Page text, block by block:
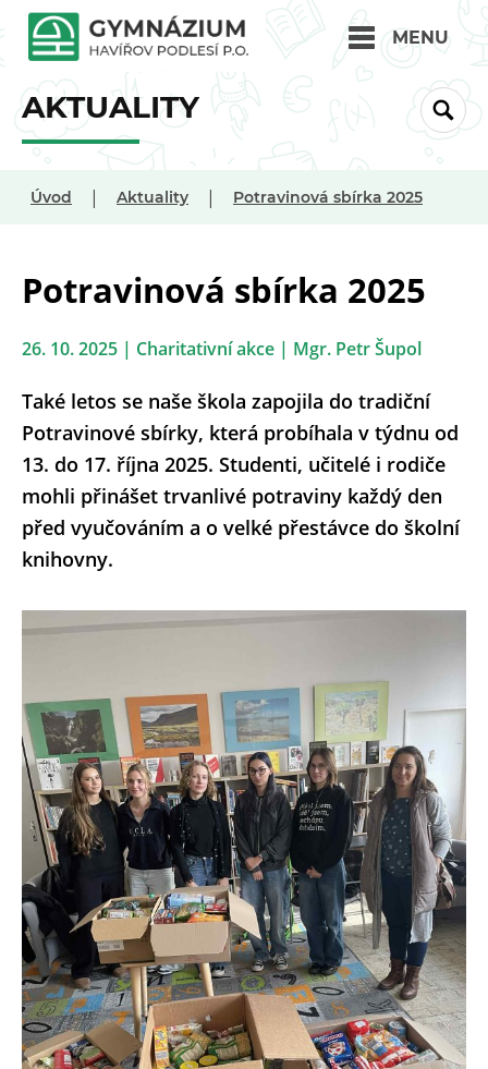
MENU
AKTUALITY
Úvod | Aktuality | Potravinová sbírka 2025
Potravinová sbírka 2025
26. 10. 2025 | Charitativní akce | Mgr. Petr Šupol
Také letos se naše škola zapojila do tradiční
Potravinové sbírky, která probíhala v týdnu od
13. do 17. října 2025. Studenti, učitelé i rodiče
mohli přinášet trvanlivé potraviny každý den
před vyučováním a o velké přestávce do školní
knihovny.